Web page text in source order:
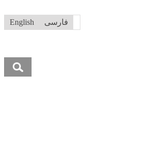
فارسی English